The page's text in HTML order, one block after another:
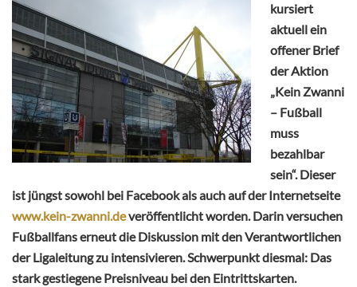
kursiert
aktuell ein
offener Brief
der Aktion
„Kein Zwanni
– Fußball
muss
bezahlbar
sein“. Dieser
ist jüngst sowohl bei Facebook als auch auf der Internetseite
www.kein-zwanni.deveröffentlicht worden. Darin versuchen
Fußballfans erneut die Diskussion mit den Verantwortlichen
der Ligaleitung zu intensivieren. Schwerpunkt diesmal: Das
stark gestiegene Preisniveau bei den Eintrittskarten.